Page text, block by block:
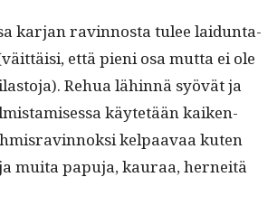
kar­jan ravin­nos­ta tulee laidun­ta­
että pieni osa mut­ta ei ole
Rehua lähin­nä syövät ja
käytetään kaiken­
kel­paavaa kuten
mui­ta papu­ja, kau­raa, herneitä